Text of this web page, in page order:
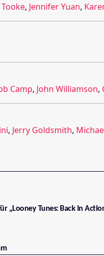
Tooke, Jennifer Yuan,
Camp, John Williamson,
, Jerry Goldsmith,
„Looney Tunes: Back in